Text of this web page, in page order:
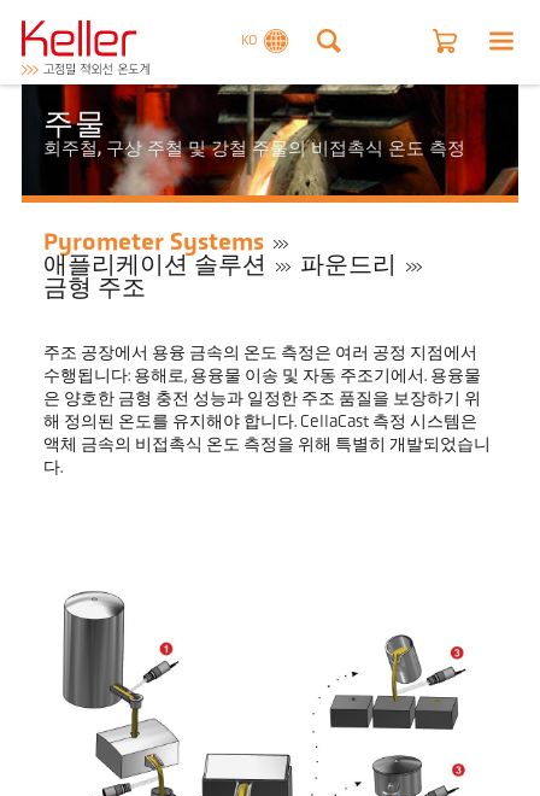
KO
주물
회주철, 구상 주철 및 강철 주물의 비접촉식 온도 측정
Pyrometer Systems
애플리케이션 솔루션
파운드리
금형 주조
주조 공장에서 용융 금속의 온도 측정은 여러 공정 지점에서
수행됩니다: 용해로, 용융물 이송 및 자동 주조기에서. 용융물
은 양호한 금형 충전 성능과 일정한 주조 품질을 보장하기 위
해 정의된 온도를 유지해야 합니다. CellaCast 측정 시스템은
액체 금속의 비접촉식 온도 측정을 위해 특별히 개발되었습니
다.